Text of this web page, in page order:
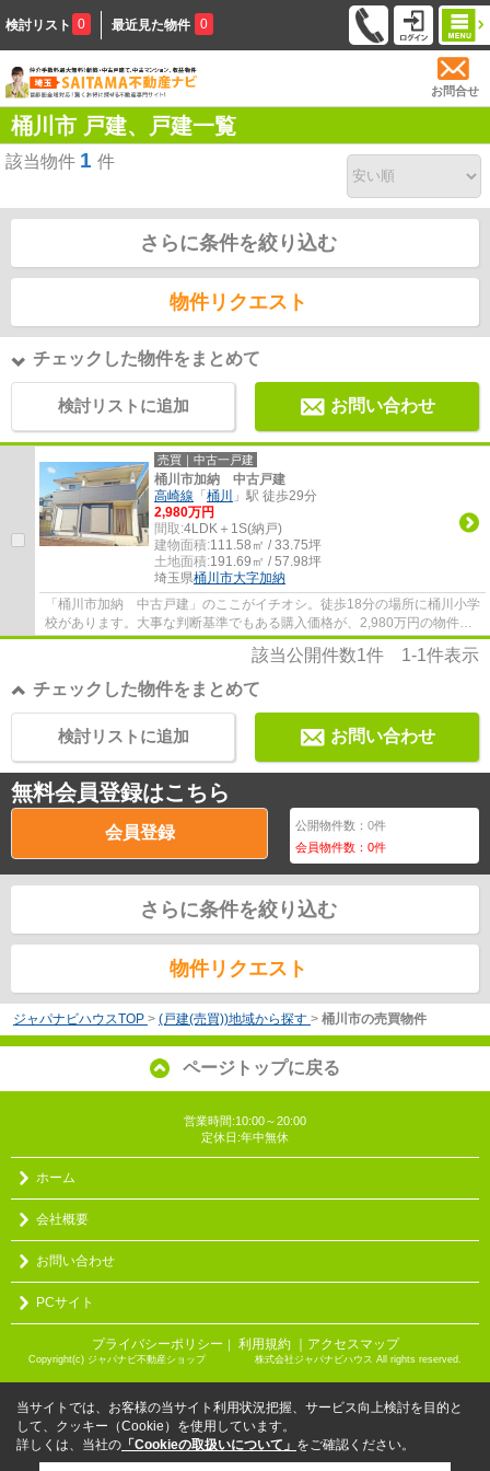
検討リスト 0 最近見た物件 0
お問合せ
桶川市 戸建、戸建一覧
該当物件 1 件
さらに条件を絞り込む
物件リクエスト
チェックした物件をまとめて
検討リストに追加 お問い合わせ
売買｜中古一戸建
桶川市加納 中古戸建
高崎線 「 桶川
」駅 徒歩29分
2,980万円
間取:4LDK＋1S(納戸)
建物面積:111.58㎡ / 33.75坪
土地面積:191.69㎡ / 57.98坪
埼玉県桶川市大字加納
「桶川市加納 中古戸建」のここがイチオシ。徒歩18分の場所に桶川小学
校があります。大事な判断基準でもある購入価格が、2,980万円の物件で
す。落ち着きのある整然とした街並みです。...
該当公開件数1件 1-1件表示
チェックした物件をまとめて
お問い合わせ
検討リストに追加
無料会員登録はこちら
会員登録 公開物件数：0件
会員物件数：0件
さらに条件を絞り込む
物件リクエスト
ジャパナビハウスTOP > (戸建(売買))地域から探す > 桶川市の売買物件
ページトップに戻る
営業時間:10:00～20:00
定休日:年中無休
ホーム
会社概要
お問い合わせ
PCサイト
プライバシーポリシー ｜ 利用規約 ｜アクセスマップ
Copyright(c) ジャパナビ不動産ショップ 株式会社ジャパナビハウス All rights reserved.
当サイトでは、お客様の当サイト利用状況把握、サービス向上検討を目的と
して、クッキー（Cookie）を使用しています。
詳しくは、当社の 「Cookieの取扱いについて」 をご確認ください。